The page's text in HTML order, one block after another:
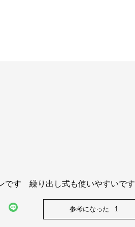
です 繰り出し式も使いやすいです
参考になった 1